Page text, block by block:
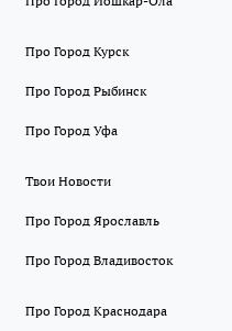
Про Город Курск
Про Город Рыбинск
Про Город Уфа
Твои Новости
Про Город Ярославль
Про Город Владивосток
Про Город Краснодара